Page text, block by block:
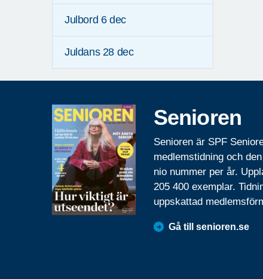
Julbord 6 dec
Juldans 28 dec
Senioren
Senioren är SPF
medlemstidning och
nio nummer per år.
205 400 exemplar.
uppskattad
Gå till senioren.se